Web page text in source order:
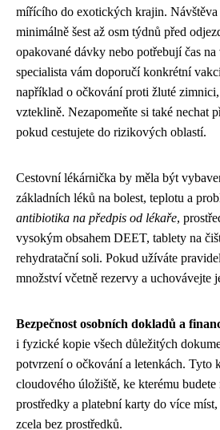
mířícího do exotických krajin.
minimálně šest až osm týdnů před
opakované dávky nebo potřebují čas
specialista vám doporučí konkrétní
například o očkování proti žluté
vzteklině. Nezapomeňte si také nechat
pokud cestujete do rizikových oblastí.
Cestovní lékárnička by měla být
základních léků na bolest, teplotu a
antibiotika na předpis od lékaře,
vysokým obsahem DEET, tablety na
rehydratační soli. Pokud užíváte
množství včetně rezervy a uchovávejte
Bezpečnost osobních dokladů a
i fyzické kopie všech důležitých
potvrzení o očkování a letenkách. Tyto
cloudového úložiště, ke kterému
prostředky a platební karty do více
zcela bez prostředků.